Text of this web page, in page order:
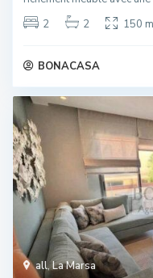
2
2 150 m
BONACASA
all,La Marsa